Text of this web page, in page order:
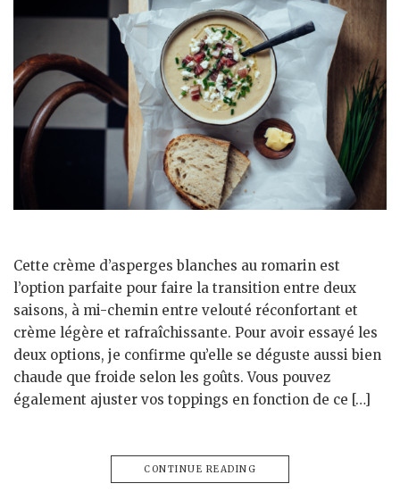
Cette crème d’asperges blanches au romarin est
l’option parfaite pour faire la transition entre deux
saisons, à mi-chemin entre velouté réconfortant et
crème légère et rafraîchissante. Pour avoir essayé les
deux options, je confirme qu’elle se déguste aussi bien
chaude que froide selon les goûts. Vous pouvez
également ajuster vos toppings en fonction de ce […]
CONTINUE READING